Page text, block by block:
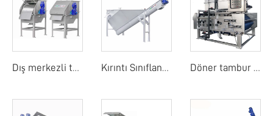
Dış merkezli tambur ekranı Kırıntı Sınıflandırıcı Döner tambur bant filtre basıncı